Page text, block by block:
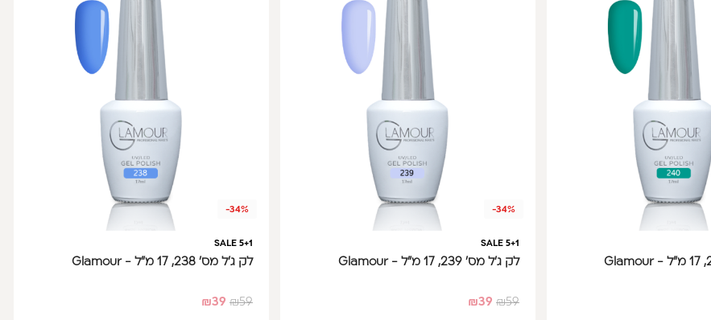
-34%
SALE 5+1
לק ג'ל מס' 239, 17 מ"ל - Glamour
₪59
₪39
-34%
SALE 5+1
לק ג'ל מס' 238, 17 מ"ל - Glamour
₪59
₪39